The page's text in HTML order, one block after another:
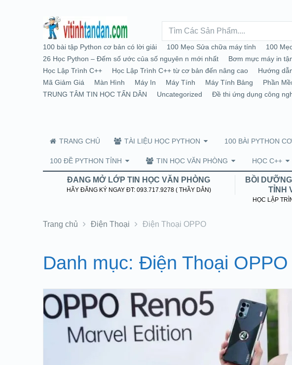
100 bài tập Python cơ bản có lời giải 100 Mẹo Sửa chữa máy tính 100
26 Học Python – Đếm số ước của số nguyên n mới nhất
Bơm mực máy in
Học Lập Trình C++
Học Lập Trình C++ từ cơ bản đến nâng cao Hướng
Mã Giảm Giá
Màn Hình Máy In Máy Tính Máy Tính Bảng Phần
TRUNG TÂM TIN HỌC TẤN DÂN
Uncategorized Đề thi ứng dụng công
TRANG CHỦ TÀI LIỆU HỌC PYTHON 100 BÀI PYTHON
100 ĐỀ PYTHON TỈNH TIN HỌC VĂN PHÒNG HỌC C++
ĐANG MỞ LỚP TIN HỌC VĂN PHÒNG
HÃY ĐĂNG KÝ NGAY ĐT: 093.717.9278 ( THẦY DÂN)
BỒI
TỈNH
HỌC LẬP
Trang chủ Điện Thoại Điện Thoại OPPO
Danh mục: Điện Thoại OPPO